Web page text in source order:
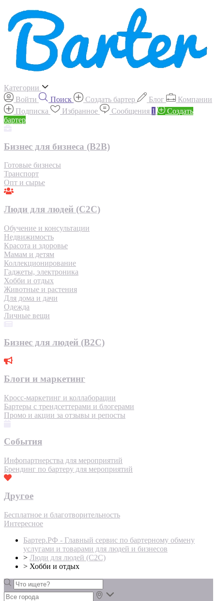
Категории
Войти
Поиск Создать бартер Блог
Компании
Подписка
Избранное Сообщения 1
Создать
бартер
Бизнес для бизнеса (B2B)
Готовые бизнесы
Транспорт
Опт и сырье
Люди для людей (С2С)
Обучение и консультации
Недвижимость
Красота и здоровье
Мамам и детям
Коллекционирование
Гаджеты, электроника
Хобби и отдых
Животные и растения
Для дома и дачи
Одежда
Личные вещи
Бизнес для людей (B2C)
Блоги и маркетинг
Кросс-маркетинг и коллаборации
Бартеры с трендсеттерами и блогерами
Промо и акции за отзывы и репосты
События
Инфопартнерства для мероприятий
Брендинг по бартеру для мероприятий
Другое
Бесплатное и благотворительность
Интересное
Бартер.РФ - Главный сервис по бартерному обмену
услугами и товарами для людей и бизнесов
> Люди для людей (С2С)
> Хобби и отдых